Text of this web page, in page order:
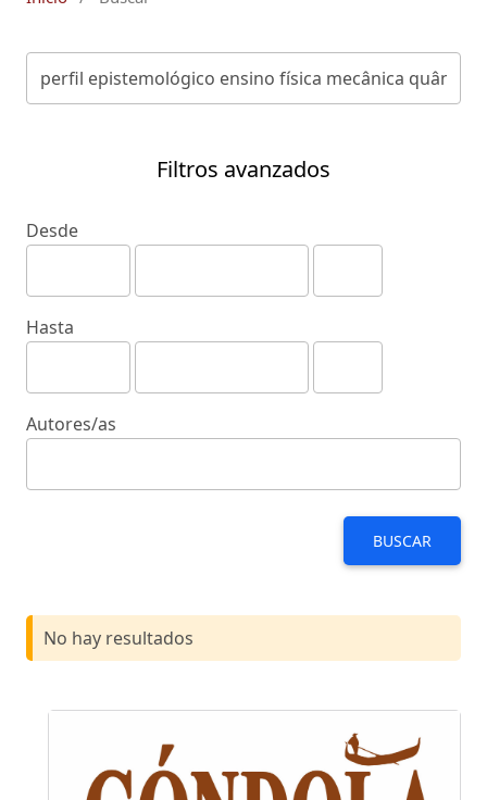
Filtros avanzados
Desde
Hasta
Autores/as
BUSCAR
No hay resultados